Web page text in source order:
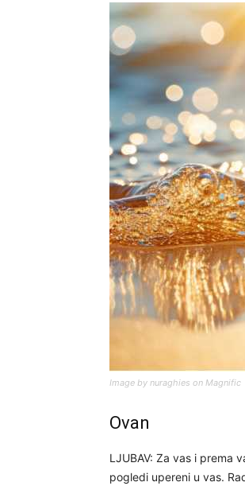
Image by nuraghies on Magnific
Ovan
LJUBAV: Za vas i prema
pogledi upereni u vas.